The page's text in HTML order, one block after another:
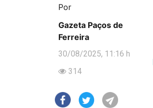
Por
Gazeta Paços de
Ferreira
30/08/2025, 11:16 h
314